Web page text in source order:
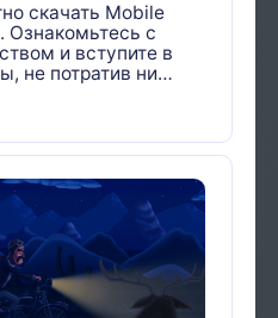
скачать Mobile
Ознакомьтесь с
и вступите в
не потратив ни